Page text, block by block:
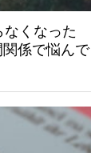
なくなった
係で悩んで